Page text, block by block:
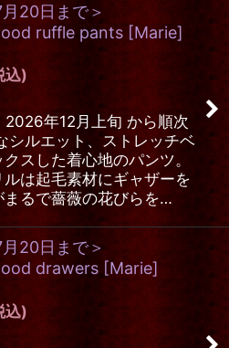
20日まで＞
ruffle pants [Marie]
込)
年12月上旬 から順次
シルエット、ストレッチベ
スした着心地のパンツ。
は起毛素材にギャザーを
まるで薔薇の花びらを…
20日まで＞
drawers [Marie]
込)